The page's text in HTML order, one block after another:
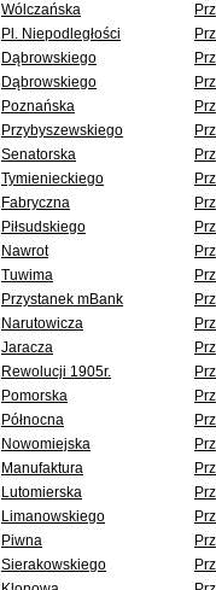
Wólczańska
Pl. Niepodległości
Dąbrowskiego
Dąbrowskiego
Poznańska
Przybyszewskiego
Senatorska
Tymienieckiego
Fabryczna
Piłsudskiego
Nawrot
Tuwima
Przystanek mBank
Narutowicza
Jaracza
Rewolucji 1905r.
Pomorska
Północna
Nowomiejska
Manufaktura
Lutomierska
Limanowskiego
Piwna
Sierakowskiego